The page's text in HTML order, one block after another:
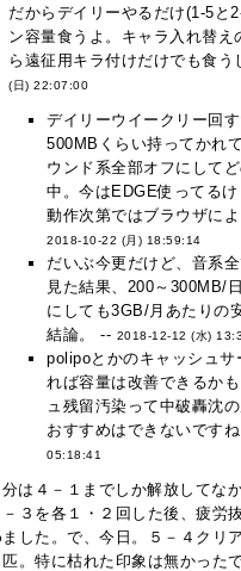
だからデイリーやるだけ(1-5と
ン容量食うよ。キャラ入れ替え
ら遠征用キラ付けだけでも食
(日) 22:07:00
デイリーウイークリー回
500MBくらい持ってかれ
ウンド系全部オフにして
中。今はEDGE使ってる
動作次第ではブラウザに
2018-10-22 (月) 18:59:14
だいぶ今更だけど、音系
見た結果、200～300MB/
にしても3GB/月あたりの
結論。 -- 2018-12-12 (水)
polipoとかのキャッシュ
れば容量は改善できるか
ュ残留汚染って中破轟沈
おすすめはできないです
05:18:41
は４－１までしか解放してな
－３を各１・２回した後、疲労
した。で、今日。５－４クリ
匹。特に枯れた印象は無かった